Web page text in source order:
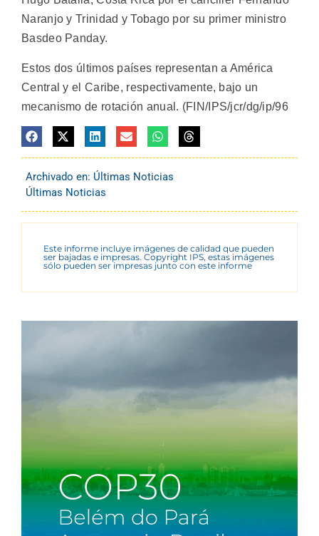
Naranjo y Trinidad y Tobago por su primer ministro
Basdeo Panday.
Estos dos últimos países representan a América
Central y el Caribe, respectivamente, bajo un
mecanismo de rotación anual. (FIN/IPS/jcr/dg/ip/96
Archivado en: Últimas Noticias
Últimas Noticias
Este informe incluye imágenes de calidad que pueden
ser bajadas e impresas. Copyright IPS, estas imágenes
sólo pueden ser impresas junto con este informe